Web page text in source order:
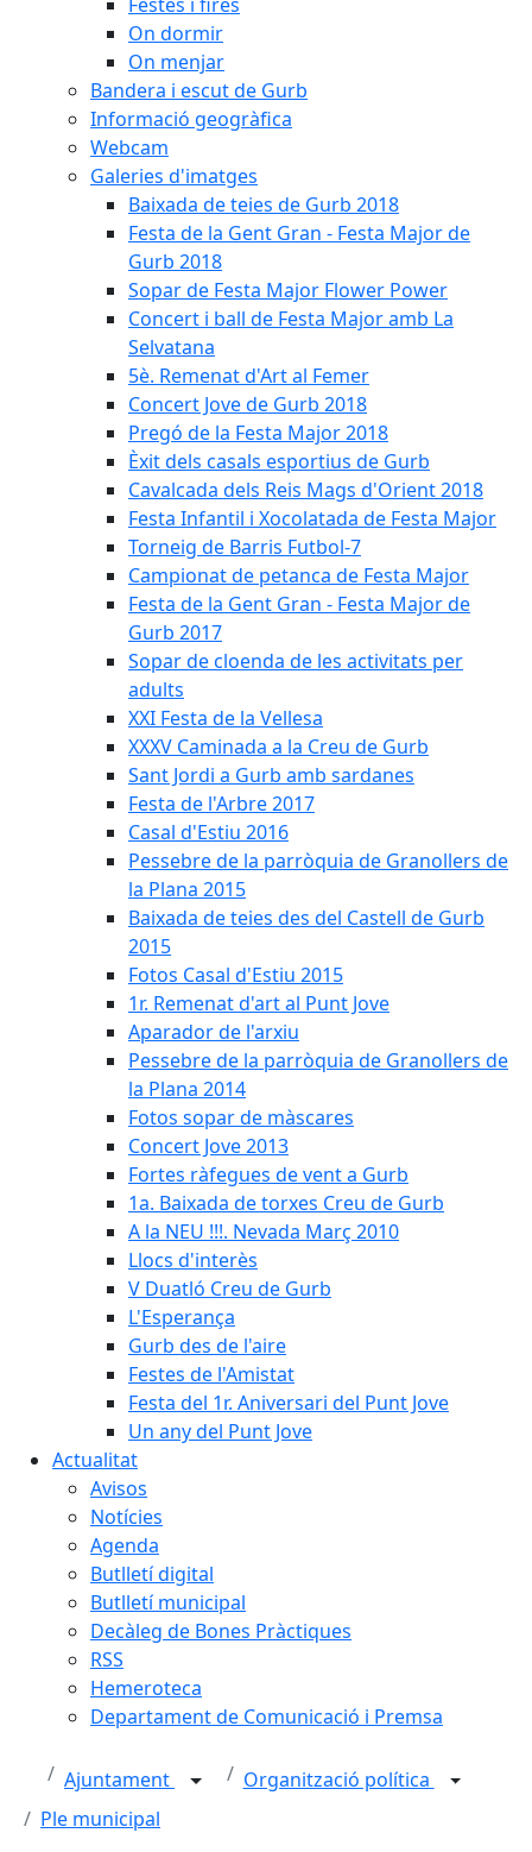
On dormir
On menjar
Bandera i escut de Gurb
Informació geogràfica
Webcam
Galeries d'imatges
Baixada de teies de Gurb 2018
Festa de la Gent Gran - Festa Major de
Gurb 2018
Sopar de Festa Major Flower Power
Concert i ball de Festa Major amb La
Selvatana
5è. Remenat d'Art al Femer
Concert Jove de Gurb 2018
Pregó de la Festa Major 2018
Èxit dels casals esportius de Gurb
Cavalcada dels Reis Mags d'Orient 2018
Festa Infantil i Xocolatada de Festa Major
Torneig de Barris Futbol-7
Campionat de petanca de Festa Major
Festa de la Gent Gran - Festa Major de
Gurb 2017
Sopar de cloenda de les activitats per
adults
XXI Festa de la Vellesa
XXXV Caminada a la Creu de Gurb
Sant Jordi a Gurb amb sardanes
Festa de l'Arbre 2017
Casal d'Estiu 2016
Pessebre de la parròquia de Granollers de
la Plana 2015
Baixada de teies des del Castell de Gurb
2015
Fotos Casal d'Estiu 2015
1r. Remenat d'art al Punt Jove
Aparador de l'arxiu
Pessebre de la parròquia de Granollers de
la Plana 2014
Fotos sopar de màscares
Concert Jove 2013
Fortes ràfegues de vent a Gurb
1a. Baixada de torxes Creu de Gurb
A la NEU !!!. Nevada Març 2010
Llocs d'interès
V Duatló Creu de Gurb
L'Esperança
Gurb des de l'aire
Festes de l'Amistat
Festa del 1r. Aniversari del Punt Jove
Un any del Punt Jove
Actualitat
Avisos
Notícies
Agenda
Butlletí digital
Butlletí municipal
Decàleg de Bones Pràctiques
RSS
Hemeroteca
Departament de Comunicació i Premsa
Ajuntament
Organització política
Ple municipal